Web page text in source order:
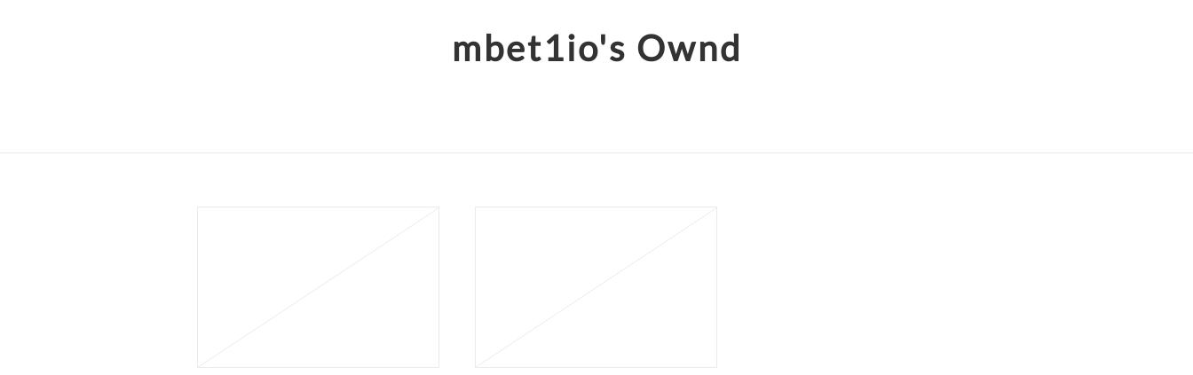
mbet1io's Ownd